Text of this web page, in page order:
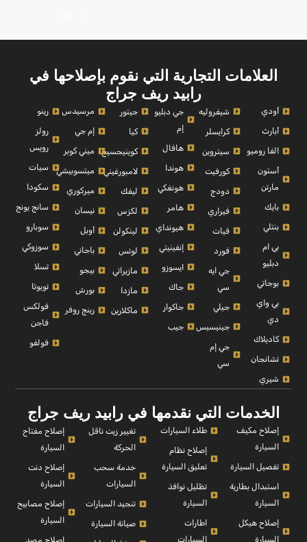
العلامات التجارية التي نقوم بإصلاحها في
رابيد ريف جراج
أودي
أبارث
الفا روميو
أستون
مارتن
بايك
بنتلي
بي ام
دبليو
بوجاتي
بي واي
دي
كاديلاك
تشانجان
شيري
شيفروليه
كرايسلر
سيتروين
كورفيت
دودج
فيراري
فيات
فورد
جي ايه
سي
جيلي
جينيسيس
جي إم
سي
جي دبليو
إم
هافال
هوندا
هونغكي
هامر
هيونداي
إنفينيتي
ايسوزو
جاك
جاكوار
جيب
جيتور
كيا
كوينيجسيج
لامبورغيني
ليفك
لكزس
لينكولن
لوتس
مازيراتي
مازدا
ماكلارين
مرسيدس
إم جي
ميني كوبر
ميتسوبيشي
ميركوري
نيسان
أوبل
باجاني
بيجو
بورش
رينج روفر
رينو
رولز
رويس
سيات
سكودا
سانج يونج
سوبارو
سوزوكي
تسلا
تويوتا
فولكس
فاجن
فولفو
الخدمات التي نقدمها في رابيد ريف جراج
إصلاح مكيف
السيارة
تفصيل السيارة
استبدال بطارية
السيارة
إصلاح هيكل
السيارة
طلاء السيارات
إصلاح نظام
تعليق السيارة
تظليل نوافذ
السيارة
اطارات
السيارات
تغيير زيت ناقل
الحركة
خدمة سحب
السيارات
تنجيد السيارات
صيانة السيارة
إصلاح مفتاح
السيارة
إصلاح دنت
السيارة
إصلاح مصابيح
السيارة